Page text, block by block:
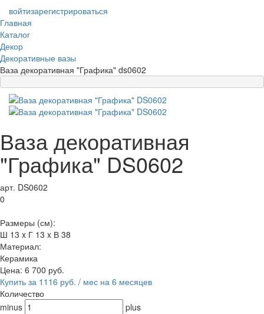
войтизарегистрироваться
Главная
Каталог
Декор
Декоративные вазы
Ваза декоративная "Графика" ds0602
Ваза декоративная
"Графика" DS0602
арт. DS0602
0
Размеры (см):
Ш 13 x Г 13 x В 38
Материал:
Керамика
Цена: 6 700 руб.
Купить за 1116 руб. / мес на 6 месяцев
Количество
minus
plus